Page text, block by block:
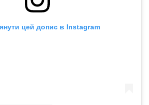
цей допис в Instagram